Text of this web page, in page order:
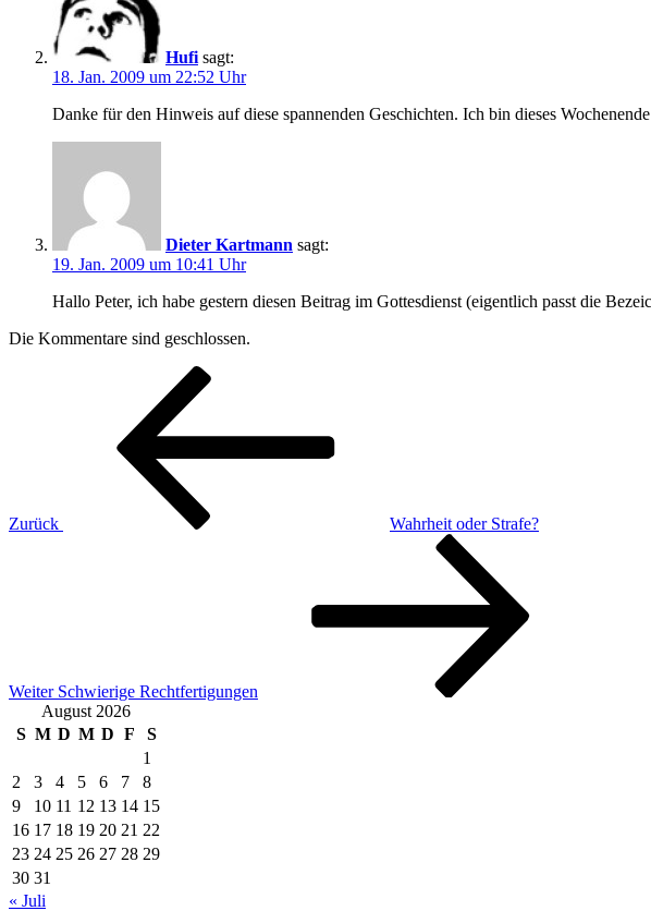
Hufi sagt:
18. Jan. 2009 um 22:52 Uhr
Danke für den Hinweis auf diese spannenden Geschichten. Ich bin dieses
Dieter Kartmann sagt:
19. Jan. 2009 um 10:41 Uhr
Hallo Peter, ich habe gestern diesen Beitrag im Gottesdienst (eigentlich passt die
Die Kommentare sind geschlossen.
Beitragsnavigation
Zurück
Wahrheit oder Strafe?
Weiter Schwierige Rechtfertigungen
August 2026
S M D M D F
S
1
2
3 4 5 6 7
8
9
10 11 12 13 14 15
16 17 18 19 20 21 22
23 24 25 26 27 28 29
30 31
« Juli